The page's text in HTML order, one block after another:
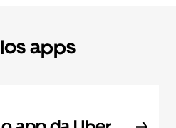
apps